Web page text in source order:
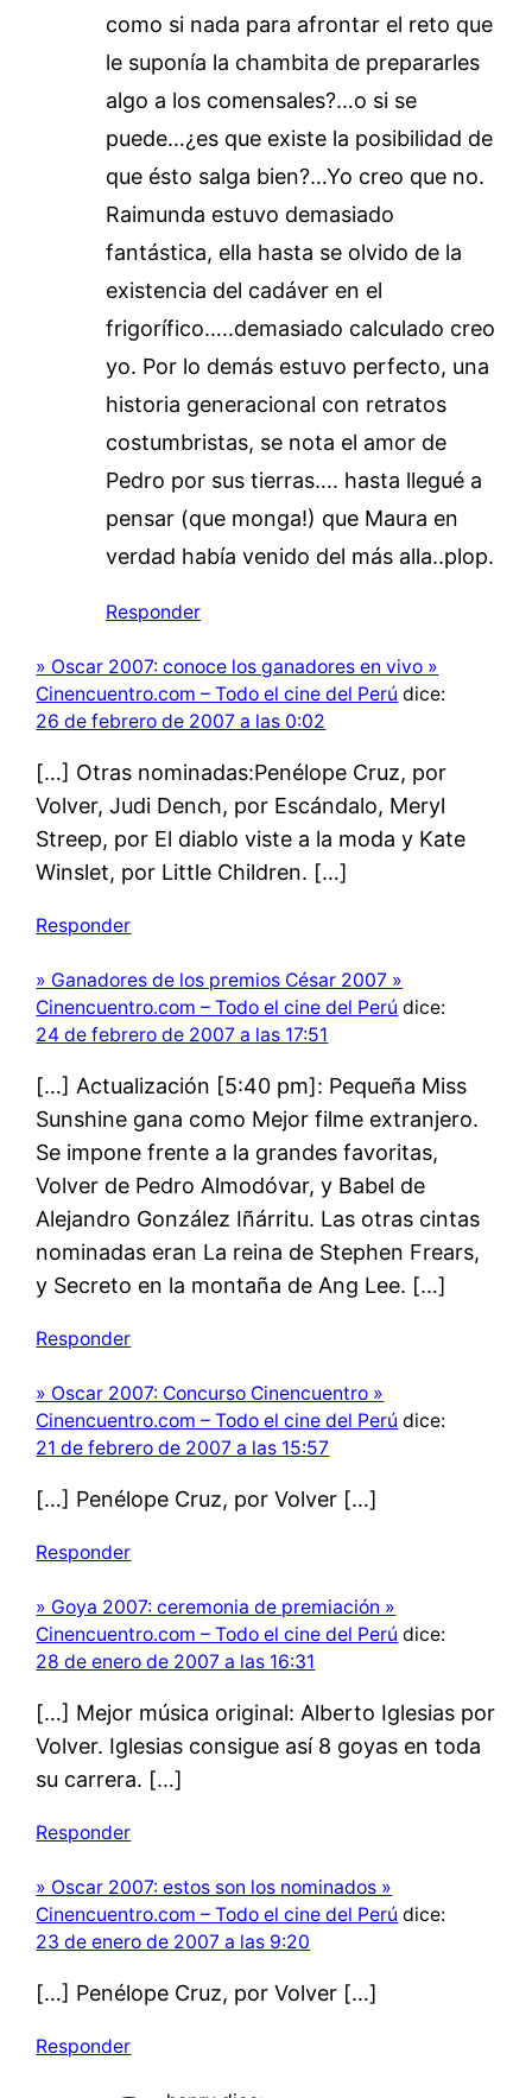
como si nada para afrontar el reto que
le suponía la chambita de prepararles
algo a los comensales?…o si se
puede…¿es que existe la posibilidad de
que ésto salga bien?…Yo creo que no.
Raimunda estuvo demasiado
fantástica, ella hasta se olvido de la
existencia del cadáver en el
frigorífico…..demasiado calculado creo
yo. Por lo demás estuvo perfecto, una
historia generacional con retratos
costumbristas, se nota el amor de
Pedro por sus tierras…. hasta llegué a
pensar (que monga!) que Maura en
verdad había venido del más alla..plop.
Responder
» Oscar 2007: conoce los ganadores en vivo »
Cinencuentro.com – Todo el cine del Perú dice:
26 de febrero de 2007 a las 0:02
[…] Otras nominadas:Penélope Cruz, por
Volver, Judi Dench, por Escándalo, Meryl
Streep, por El diablo viste a la moda y Kate
Winslet, por Little Children. […]
Responder
» Ganadores de los premios César 2007 »
Cinencuentro.com – Todo el cine del Perú dice:
24 de febrero de 2007 a las 17:51
[…] Actualización [5:40 pm]: Pequeña Miss
Sunshine gana como Mejor filme extranjero.
Se impone frente a la grandes favoritas,
Volver de Pedro Almodóvar, y Babel de
Alejandro González Iñárritu. Las otras cintas
nominadas eran La reina de Stephen Frears,
y Secreto en la montaña de Ang Lee. […]
Responder
» Oscar 2007: Concurso Cinencuentro »
Cinencuentro.com – Todo el cine del Perú dice:
21 de febrero de 2007 a las 15:57
[…] Penélope Cruz, por Volver […]
Responder
» Goya 2007: ceremonia de premiación »
Cinencuentro.com – Todo el cine del Perú dice:
28 de enero de 2007 a las 16:31
[…] Mejor música original: Alberto Iglesias por
Volver. Iglesias consigue así 8 goyas en toda
su carrera. […]
Responder
» Oscar 2007: estos son los nominados »
Cinencuentro.com – Todo el cine del Perú dice:
23 de enero de 2007 a las 9:20
[…] Penélope Cruz, por Volver […]
Responder